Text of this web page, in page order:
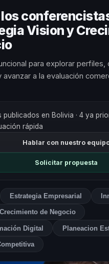
Vision y
para explorar perfiles,
a la evaluación
publicados en Bolivia · 4 ya
rápida
Hablar con nuestro
Solicitar propuesta
Estrategia Empresarial
de Negocio
Digital Planeacion